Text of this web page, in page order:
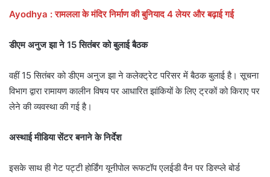
Ayodhya : रामलला के मंदिर निर्माण की बुनियाद 4 लेयर और बढ़ाई गई
डीएम अनुज झा ने 15 सितंबर को बुलाई बैठक
वहीं 15 सितंबर को डीएम अनुज झा ने कलेक्ट्रेट परिसर में बैठक बुलाई है। सूचना
विभाग द्वारा रामायण कालीन विषय पर आधारित झांकियों के लिए ट्रकों को किराए पर
लेने की व्यवस्था की गई है।
अस्थाई मीडिया सेंटर बनाने के निर्देश
इसके साथ ही गेट पट्टी होर्डिंग यूनीपोल रूफटॉप एलईडी वैन पर डिस्प्ले बोर्ड